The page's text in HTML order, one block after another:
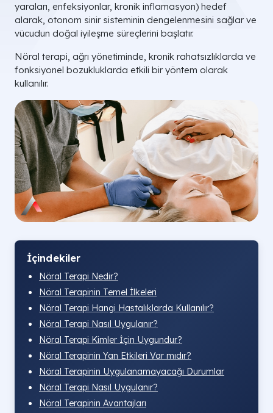
yaraları, enfeksiyonlar, kronik inflamasyon) hedef
alarak, otonom sinir sisteminin dengelenmesini sağlar ve
vücudun doğal iyileşme süreçlerini başlatır.
Nöral terapi, ağrı yönetiminde, kronik rahatsızlıklarda ve
fonksiyonel bozukluklarda etkili bir yöntem olarak
kullanılır.
İçindekiler
Nöral Terapi Nedir?
Nöral Terapinin Temel İlkeleri
Nöral Terapi Hangi Hastalıklarda Kullanılır?
Nöral Terapi Nasıl Uygulanır?
Nöral Terapi Kimler İçin Uygundur?
Nöral Terapinin Yan Etkileri Var mıdır?
Nöral Terapinin Uygulanamayacağı Durumlar
Nöral Terapi Nasıl Uygulanır?
Nöral Terapinin Avantajları